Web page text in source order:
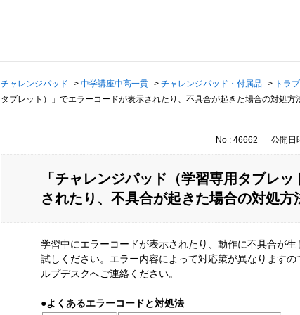
チャレンジパッド > 中学講座中高一貫 > チャレンジパッド・付属品 > トラ
タブレット）」でエラーコードが表示されたり、不具合が起きた場合の対処方
No : 46662 公開日
「チャレンジパッド（学習専用タブレ
されたり、不具合が起きた場合の対処方
学習中にエラーコードが表示されたり、動作に不具合が
試しください。エラー内容によって対応策が異なります
ルプデスクへご連絡ください。
●よくあるエラーコードと対処法